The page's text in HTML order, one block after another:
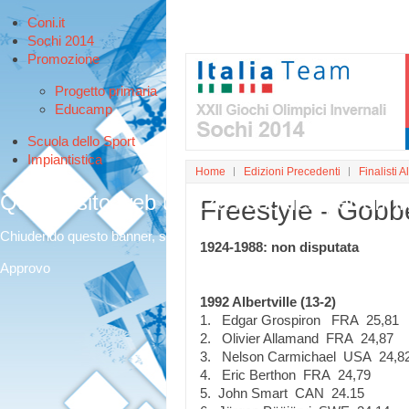
Coni.it
Sochi 2014
Promozione
Progetto primaria
Educamp
Scuola dello Sport
Impiantistica
Questo sito web utilizza i cookies per
Chiudendo questo banner, scorrendo questa pagina o cliccando
Approvo
Home Edizioni Precedenti Finalisti
Freestyle -
1924-1988: non disputata
1992 Albertville (13-2)
1. Edgar Grospiron FRA 25,81
2. Olivier Allamand FRA 24,87
3. Nelson Carmichael USA
4. Eric Berthon FRA 24,79
5. John Smart CAN 24.15